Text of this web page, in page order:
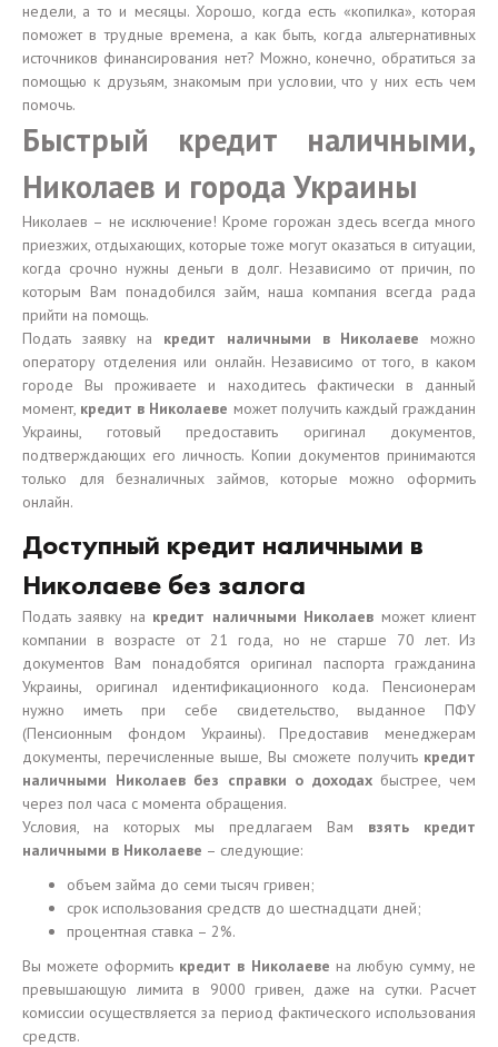
недели, а то и месяцы. Хорошо, когда есть «копилка», которая
поможет в трудные времена, а как быть, когда альтернативных
источников финансирования нет? Можно, конечно, обратиться за
помощью к друзьям, знакомым при условии, что у них есть чем
помочь.
Быстрый кредит наличными,
Николаев и города Украины
Николаев – не исключение! Кроме горожан здесь всегда много
приезжих, отдыхающих, которые тоже могут оказаться в ситуации,
когда срочно нужны деньги в долг. Независимо от причин, по
которым Вам понадобился займ, наша компания всегда рада
прийти на помощь.
Подать заявку на кредит наличными в Николаеве можно
оператору отделения или онлайн. Независимо от того, в каком
городе Вы проживаете и находитесь фактически в данный
момент, кредит в Николаеве может получить каждый гражданин
Украины, готовый предоставить оригинал документов,
подтверждающих его личность. Копии документов принимаются
только для безналичных займов, которые можно оформить
онлайн.
Доступный кредит наличными в
Николаеве без залога
Подать заявку на кредит наличными Николаев может клиент
компании в возрасте от 21 года, но не старше 70 лет. Из
документов Вам понадобятся оригинал паспорта гражданина
Украины, оригинал идентификационного кода. Пенсионерам
нужно иметь при себе свидетельство, выданное ПФУ
(Пенсионным фондом Украины). Предоставив менеджерам
документы, перечисленные выше, Вы сможете получить кредит
наличными Николаев без справки о доходахбыстрее, чем
через пол часа с момента обращения.
Условия, на которых мы предлагаем Вам взять кредит
наличными в Николаеве – следующие:
объем займа до семи тысяч гривен;
срок использования средств до шестнадцати дней;
процентная ставка – 2%.
Вы можете оформить кредит в Николаеве на любую сумму, не
превышающую лимита в 9000 гривен, даже на сутки. Расчет
комиссии осуществляется за период фактического использования
средств.